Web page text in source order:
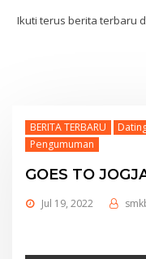
Ikuti terus berita terbaru
BERITA TERBARU
Pengumuman
GOES TO
Jul 19, 2022